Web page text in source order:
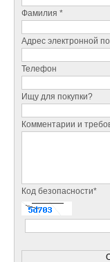
Фамилия *
Адрес электронной
Телефон
Ищу для покупки?
Комментарии и
Код безопасности*